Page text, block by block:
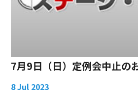
7月9日（日）定例会中止の
8 Jul 2023